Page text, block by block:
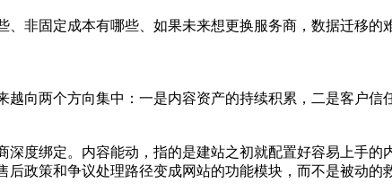
非固定成本有哪些、如果未来想更换服务商，数据迁移
越向两个方向集中：一是内容资产的持续积累，二是客户
度绑定。内容能动，指的是建站之初就配置好容易上手
政策和争议处理路径变成网站的功能模块，而不是被动的